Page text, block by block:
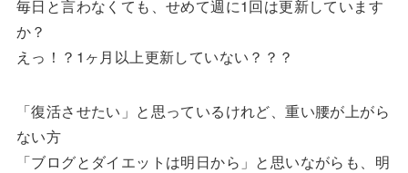
毎日と言わなくても、せめて週に1回は更新しています
か？
えっ！？1ヶ月以上更新していない？？？
「復活させたい」と思っているけれど、重い腰が上がら
ない方
「ブログとダイエットは明日から」と思いながらも、明